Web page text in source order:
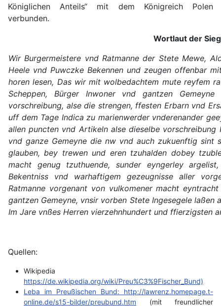
Königlichen Anteils“ mit dem Königreich Polen
verbunden.
Wortlaut der
Wir Burgermeistere vnd Ratmanne der Stete Mewe,
Heele vnd Puwczke Bekennen und zeugen offenbar
horen lesen, Das wir mit wolbedachtem mute reyfem
Scheppen, Bürger Inwoner vnd gantzen
vorschreibung, alse die strengen, ffesten Erbarn vnd
uff dem Tage Indica zu marienwerder vnderenander
allen puncten vnd Artikeln alse dieselbe
vnd ganze Gemeyne die nw vnd auch zukuenftig
glauben, bey trewen und eren tzuhalden dobey
macht genug tzuthuende, sunder eyngerley
Bekentniss vnd warhaftigem gezeugnisse aller
Ratmanne vorgenant von vulkomener macht
gantzen Gemeyne, vnsir vorben Stete Ingesegele
Im Jare vnßes Herren vierzehnhundert und ffierzigsten
Quellen:
Wikipedia
https://de.wikipedia.org/wiki/Preu%C3%9Fischer_Bund)
Leba im Preußischen Bund: http://lawrenz.homepage.t-
online.de/s15-bilder/preubund.htm (mit freundlicher